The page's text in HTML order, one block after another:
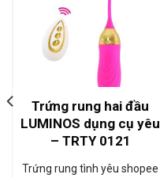
Trứng rung hai đầu
LUMINOS dụng cụ yêu
– TRTY 0121
Trứng rung tình yêu shopee